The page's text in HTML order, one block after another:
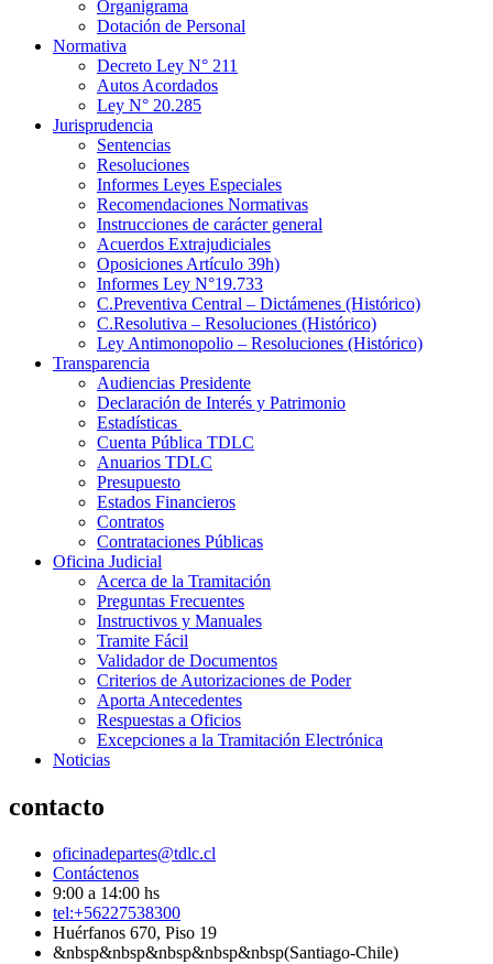
Organigrama
Dotación de Personal
Normativa
Decreto Ley N° 211
Autos Acordados
Ley N° 20.285
Jurisprudencia
Sentencias
Resoluciones
Informes Leyes Especiales
Recomendaciones Normativas
Instrucciones de carácter general
Acuerdos Extrajudiciales
Oposiciones Artículo 39h)
Informes Ley N°19.733
C.Preventiva Central – Dictámenes (Histórico)
C.Resolutiva – Resoluciones (Histórico)
Ley Antimonopolio – Resoluciones (Histórico)
Transparencia
Audiencias Presidente
Declaración de Interés y Patrimonio
Estadísticas
Cuenta Pública TDLC
Anuarios TDLC
Presupuesto
Estados Financieros
Contratos
Contrataciones Públicas
Oficina Judicial
Acerca de la Tramitación
Preguntas Frecuentes
Instructivos y Manuales
Tramite Fácil
Validador de Documentos
Criterios de Autorizaciones de Poder
Aporta Antecedentes
Respuestas a Oficios
Excepciones a la Tramitación Electrónica
Noticias
contacto
oficinadepartes@tdlc.cl
Contáctenos
9:00 a 14:00 hs
tel:+56227538300
Huérfanos 670, Piso 19
&nbsp&nbsp&nbsp&nbsp&nbsp(Santiago-Chile)